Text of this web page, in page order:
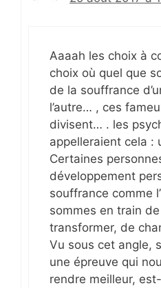
Aaaah les choix à
choix où quel que
de la souffrance
l’autre… , ces
divisent… . les
appelleraient cela :
Certaines
développement
souffrance comme
sommes en train
transformer, de
Vu sous cet angle,
une épreuve qui
rendre meilleur,